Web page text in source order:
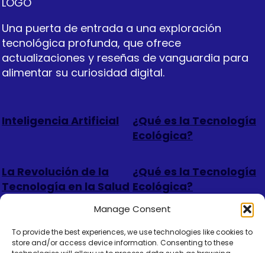
Manage Consent
To provide the best experiences, we use technologies like cookies to
store and/or access device information. Consenting to these
Una puerta de entrada a una exploración
tecnológica profunda, que ofrece
actualizaciones y reseñas de vanguardia para
alimentar su curiosidad digital.
Inteligencia Artificial
¿Qué es la Tecnología
Ecológica?
La Revolución de la
Tecnología en la Salud
¿Qué es la Tecnología
Ecológica?
Quiénes somos